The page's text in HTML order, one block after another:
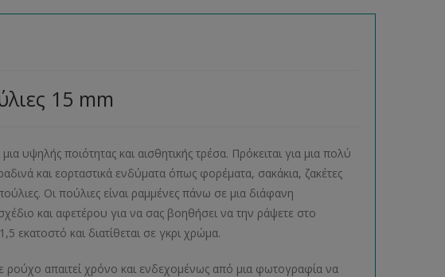
15 mm
μια υψηλής ποιότητας και αισθητικής τρέσα. Πρόκειται για μια πολύ
και εορταστικά ενδύματα όπως φορέματα, σακάκια, ζακέτες
Οι πούλιες είναι ραμμένες πάνω σε μια διάφανη
και αφετέρου για να σας βοηθήσει να την ράψετε στο
εκατοστό και διατίθεται σε γκρι χρώμα.
ρούχο απαιτεί χρόνο και ενδεχομένως από μια φωτογραφία να